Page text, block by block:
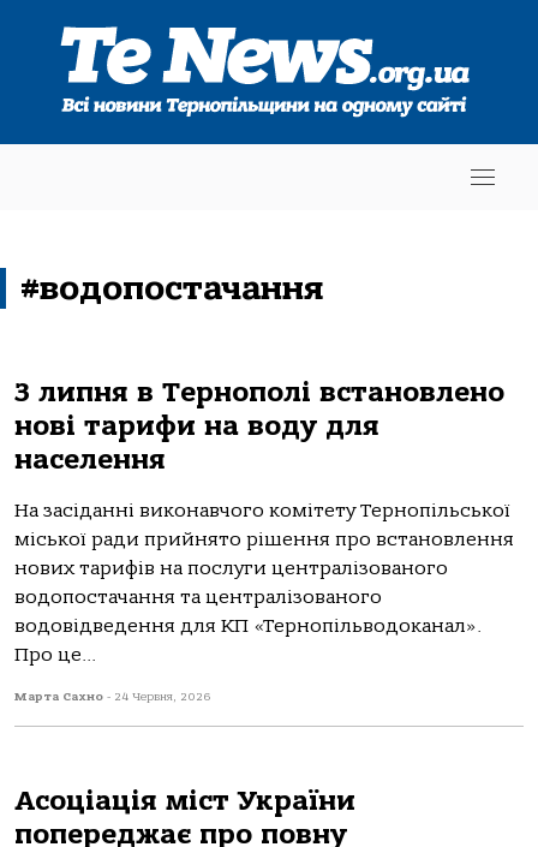
#водопостачання
З липня в Тернополі встановлено
нові тарифи на воду для
населення
На засіданні виконавчого комітету Тернопільської
міської ради прийнято рішення про встановлення
нових тарифів на послуги централізованого
водопостачання та централізованого
водовідведення для КП «Тернопільводоканал».
Про це...
Марта Сахно - 24 Червня, 2026
Асоціація міст України
попереджає про повну